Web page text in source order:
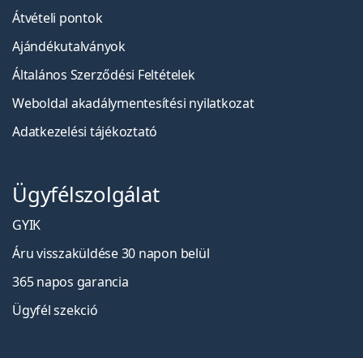
Átvételi pontok
Ajándékutalványok
Általános Szerződési Feltételek
Weboldal akadálymentesítési nyilatkozat
Adatkezelési tájékoztató
Ügyfélszolgálat
GYIK
Áru visszaküldése 30 napon belül
365 napos garancia
Ügyfél szekció